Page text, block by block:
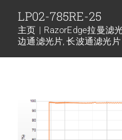
代理品牌
下载中心
LP02-785RE-25
主页 RazorEdge拉曼滤
边通滤光片 长波通滤光片